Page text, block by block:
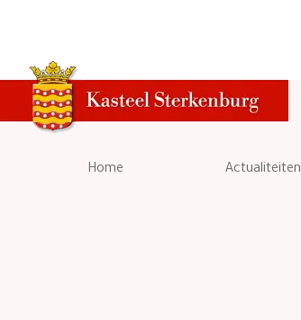
Home Actualiteiten